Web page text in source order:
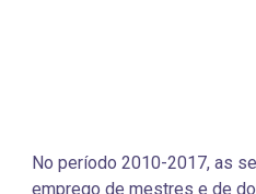
No período 2010-2017, as
emprego de mestres e de